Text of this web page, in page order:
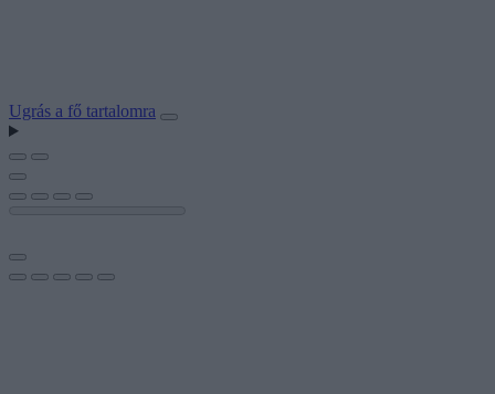
Ugrás a fő tartalomra